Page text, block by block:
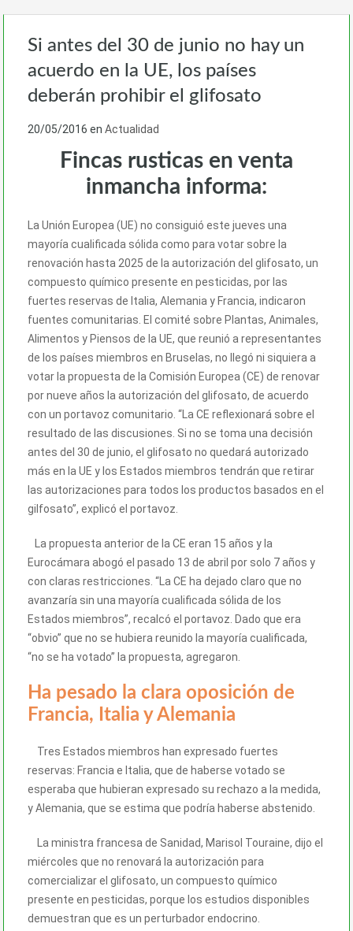
Si antes del 30 de junio no hay un
acuerdo en la UE, los países
deberán prohibir el glifosato
20/05/2016 en Actualidad
Fincas rusticas en venta
inmancha informa:
La Unión Europea (UE) no consiguió este jueves una
mayoría cualificada sólida como para votar sobre la
renovación hasta 2025 de la autorización del glifosato, un
compuesto químico presente en pesticidas, por las
fuertes reservas de Italia, Alemania y Francia, indicaron
fuentes comunitarias. El comité sobre Plantas, Animales,
Alimentos y Piensos de la UE, que reunió a representantes
de los países miembros en Bruselas, no llegó ni siquiera a
votar la propuesta de la Comisión Europea (CE) de renovar
por nueve años la autorización del glifosato, de acuerdo
con un portavoz comunitario. “La CE reflexionará sobre el
resultado de las discusiones. Si no se toma una decisión
antes del 30 de junio, el glifosato no quedará autorizado
más en la UE y los Estados miembros tendrán que retirar
las autorizaciones para todos los productos basados en el
gilfosato”, explicó el portavoz.
La propuesta anterior de la CE eran 15 años y la
Eurocámara abogó el pasado 13 de abril por solo 7 años y
con claras restricciones. “La CE ha dejado claro que no
avanzaría sin una mayoría cualificada sólida de los
Estados miembros”, recalcó el portavoz. Dado que era
“obvio” que no se hubiera reunido la mayoría cualificada,
“no se ha votado” la propuesta, agregaron.
Ha pesado la clara oposición de
Francia, Italia y Alemania
Tres Estados miembros han expresado fuertes
reservas: Francia e Italia, que de haberse votado se
esperaba que hubieran expresado su rechazo a la medida,
y Alemania, que se estima que podría haberse abstenido.
La ministra francesa de Sanidad, Marisol Touraine, dijo el
miércoles que no renovará la autorización para
comercializar el glifosato, un compuesto químico
presente en pesticidas, porque los estudios disponibles
demuestran que es un perturbador endocrino.